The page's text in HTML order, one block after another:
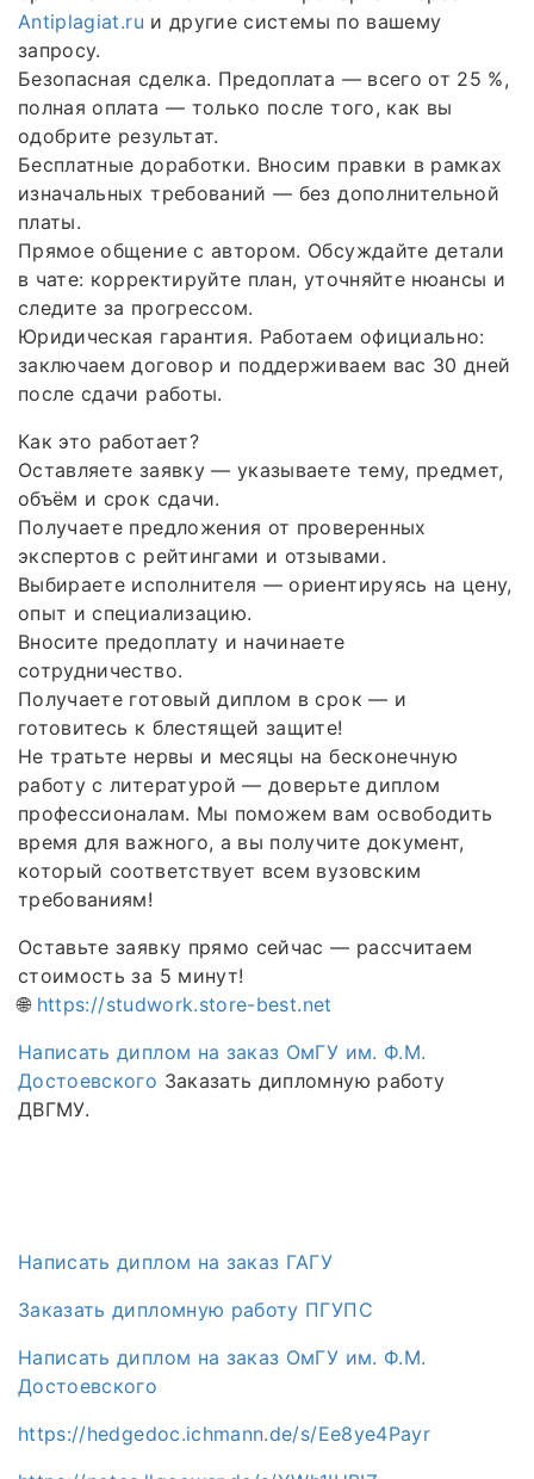
Antiplagiat.ru и другие системы по вашему
запросу.
Безопасная сделка. Предоплата — всего от 25 %,
полная оплата — только после того, как вы
одобрите результат.
Бесплатные доработки. Вносим правки в рамках
изначальных требований — без дополнительной
платы.
Прямое общение с автором. Обсуждайте детали
в чате: корректируйте план, уточняйте нюансы и
следите за прогрессом.
Юридическая гарантия. Работаем официально:
заключаем договор и поддерживаем вас 30 дней
после сдачи работы.
Как это работает?
Оставляете заявку — указываете тему, предмет,
объём и срок сдачи.
Получаете предложения от проверенных
экспертов с рейтингами и отзывами.
Выбираете исполнителя — ориентируясь на цену,
опыт и специализацию.
Вносите предоплату и начинаете
сотрудничество.
Получаете готовый диплом в срок — и
готовитесь к блестящей защите!
Не тратьте нервы и месяцы на бесконечную
работу с литературой — доверьте диплом
профессионалам. Мы поможем вам освободить
время для важного, а вы получите документ,
который соответствует всем вузовским
требованиям!
Оставьте заявку прямо сейчас — рассчитаем
стоимость за 5 минут!
🌐 https://studwork.store-best.net
Написать диплом на заказ ОмГУ им. Ф.М.
Достоевского Заказать дипломную работу
ДВГМУ.
Написать диплом на заказ ГАГУ
Заказать дипломную работу ПГУПС
Написать диплом на заказ ОмГУ им. Ф.М.
Достоевского
https://hedgedoc.ichmann.de/s/Ee8ye4Payr